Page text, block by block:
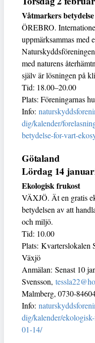
Våtmarkers
ÖREBRO.
uppmärksammas med
med naturens
själv är lösningen på
Tid: 18.00–20.00
Plats: Föreningarnas
Info:
dig/kalender/
betydelse-for-vart-
Götaland
Lördag 14
Ekologisk frukost
VÄXJÖ. Ät en gratis
betydelsen av att
och miljö.
Tid: 10.00
Plats: Kvarterslokalen
Växjö
Anmälan: Senast 10
Svensson,
Malmberg, 0730-
Info:
dig/kalender/
01-14/